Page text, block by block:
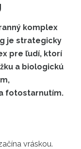
komplex
je strategicky
pre ľudí, ktorí
a biologickú
fotostarnutím.
vráskou.